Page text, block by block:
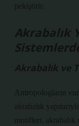
pekiştirir.
Akrabalık
Akrabalık ve
Antropologların
akrabalık
motifleri, akrabalık